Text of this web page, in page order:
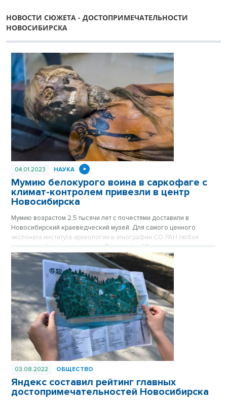
НОВОСТИ СЮЖЕТА - ДОСТОПРИМЕЧАТЕЛЬНОСТИ
НОВОСИБИРСКА
04.01.2023 НАУКА
Мумию белокурого воина в саркофаге с
климат-контролем привезли в центр
Новосибирска
Мумию возрастом 2,5 тысячи лет с почестями доставили в
Новосибирский краеведческий музей. Для самого ценного
экспоната института археологии и этнографии СО РАН любая
поездка – большая редкость. Последние 25 лет сосед
знаменитой принцессы Укока выезжает из Академгородка
только по самым важным поводам. Чуть больше двух месяцев
мумия родом с Алтая будет находиться в центре Новосибирска.
Публикуется повторно в цикле «Лучшие материалы VN.RU за
2022 год».
03.08.2022 ОБЩЕСТВО
Яндекс составил рейтинг главных
достопримечательностей Новосибирска